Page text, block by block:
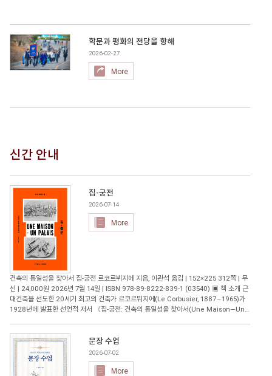
학문과 평화의 전당을 향해
2026-02-27
More
신간 안내
집-궁전
2026-07-14
More
건축의 통일성을 찾아서 집-궁전 르코르뷔지에 지음, 이관석 옮김 | 152×225 312쪽 | 무
선 | 24,000원 2026년 7월 14일 | ISBN 978-89-8222-839-1 (03540) ▣ 책 소개 근
대건축을 선도한 20세기 최고의 건축가 르코르뷔지에(Le Corbusier, 1887∼1965)가
1928년에 발표한 선언적 저서 《집-궁전: 건축의 통일성을 찾아서(Une Maison―Un
광과 지속가능성》 등으로 대한민국학술원 우수학술도서에 세 차례 선정되는 등 다양한
저술 활동의 공로를 인정받아 대한건축학회 특별상을 수상한, 국내 르코르뷔지에 연구의
대표적 학자다. 르코르뷔지에가 이 책을 쓴 배경에는 1927년 제네바 국제연맹 청사 국제
공모전이 있다. 건축 예술의 쇄신을 보여준 르코르뷔지에의 계획안은 377개 응모작 중 1
문장 수업
2026-07-02
More